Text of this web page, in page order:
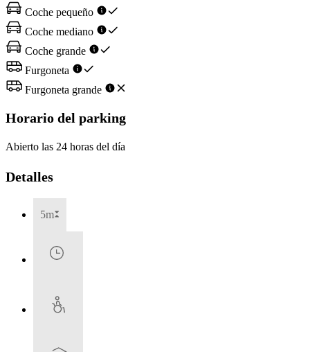
Coche pequeño
Coche mediano
Coche grande
Furgoneta
Furgoneta grande
Horario del parking
Abierto las 24 horas del día
Detalles
5m